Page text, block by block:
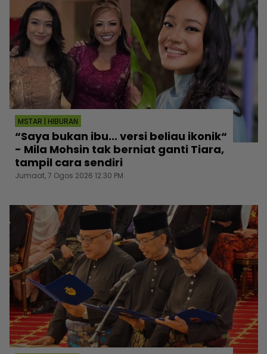
MSTAR | HIBURAN
“Saya bukan ibu... versi beliau ikonik“
- Mila Mohsin tak berniat ganti Tiara,
tampil cara sendiri
Jumaat, 7 Ogos 2026 12:30 PM